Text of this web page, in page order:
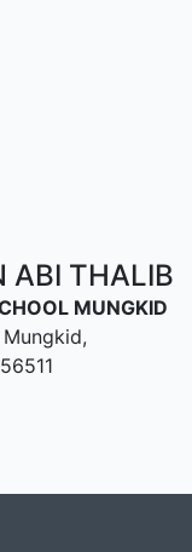
ABI THALIB
MUNGKID